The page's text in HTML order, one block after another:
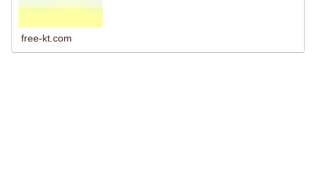
free-kt.com